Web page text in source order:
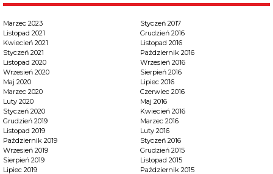
Marzec 2023
Listopad 2021
Kwiecień 2021
Styczeń 2021
Listopad 2020
Wrzesień 2020
Maj 2020
Marzec 2020
Luty 2020
Styczeń 2020
Grudzień 2019
Listopad 2019
Październik 2019
Wrzesień 2019
Sierpień 2019
Lipiec 2019
Styczeń 2017
Grudzień 2016
Listopad 2016
Październik 2016
Wrzesień 2016
Sierpień 2016
Lipiec 2016
Czerwiec 2016
Maj 2016
Kwiecień 2016
Marzec 2016
Luty 2016
Styczeń 2016
Grudzień 2015
Listopad 2015
Październik 2015